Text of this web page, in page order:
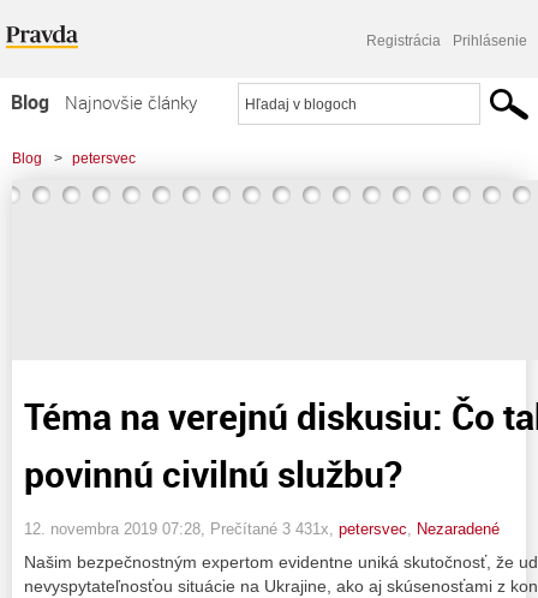
Registrácia Prihlásenie
Blog
Najnovšie články
Najčítanejšie články
Najkomentovanejšie články
Blog > petersvec
> Téma na verejnú diskusiu: Čo tak zaviesť povinnú civilnú službu?
Téma na verejnú diskusiu: Čo
povinnú civilnú službu?
12. novembra 2019 07:28 , Prečítané 3 431x, petersvec Nezaradené
Našim bezpečnostným expertom evidentne uniká skutočnosť, že
nevyspytateľnosťou situácie na Ukrajine, ako aj skúsenosťami z